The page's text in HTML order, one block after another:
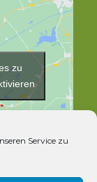
Service zu
zu